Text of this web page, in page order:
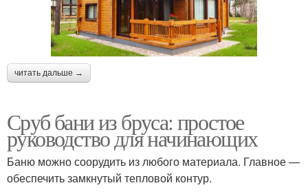
читать дальше →
Сруб бани из бруса: простое
руководство для начинающих
Баню можно соорудить из любого материала. Главное —
обеспечить замкнутый тепловой контур.